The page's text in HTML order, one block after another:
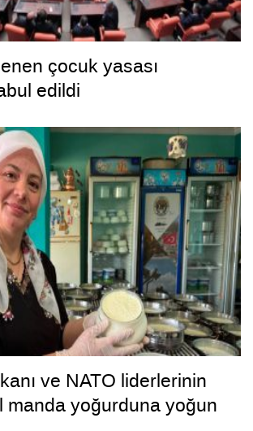
çocuk yasası
edildi
ve NATO liderlerinin
manda yoğurduna yoğun